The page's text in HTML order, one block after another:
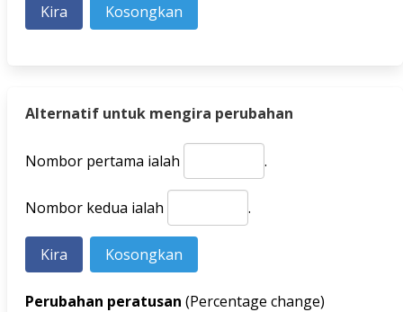
Alternatif untuk mengira perubahan
Nombor pertama ialah .
Nombor kedua ialah .
Perubahan peratusan (Percentage change)